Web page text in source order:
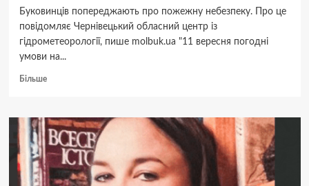
Буковинців попереджають про пожежну небезпеку. Про це
повідомляє Чернівецький обласний центр із
гідрометеорології, пише molbuk.ua "11 вересня погодні
умови на...
БільшеДокладніше
попереджають
про
високу
пожежну
небезпеку